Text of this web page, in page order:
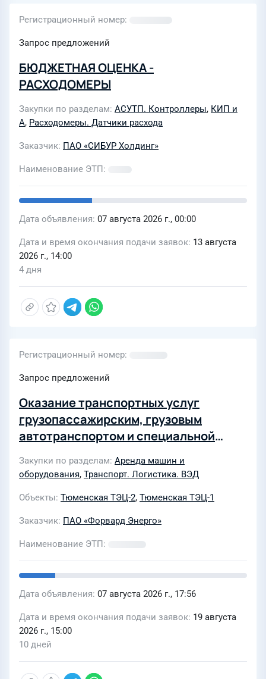
Регистрационный номер
Запрос предложений
БЮДЖЕТНАЯ ОЦЕНКА -
РАСХОДОМЕРЫ
Закупки по разделам АСУТП. Контроллеры, КИП и
А, Расходомеры. Датчики расхода
Заказчик ПАО «СИБУР Холдинг»
Наименование ЭТП
Дата объявления 07 августа 2026 г., 00:00
Дата и время окончания подачи заявок 13 августа
2026 г., 14:00
4 дня
Регистрационный номер
Запрос предложений
Оказание транспортных услуг
грузопассажирским, грузовым
автотранспортом и специальной
Тюменской ТЭЦ-2 филиала
ПАО "Форвард Энерго"
Закупки по разделам Аренда машин и
оборудования, Транспорт. Логистика. ВЭД
Объекты Тюменская ТЭЦ-2, Тюменская ТЭЦ-1
Заказчик ПАО «Форвард Энерго»
Наименование ЭТП
Дата объявления 07 августа 2026 г., 17:56
Дата и время окончания подачи заявок 19 августа
2026 г., 15:00
10 дней